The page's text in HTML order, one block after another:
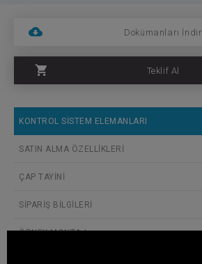
Dokümanları İndir
Teklif Al
KONTROL SİSTEM ELEMANLARI
SATIN ALMA ÖZELLİKLERİ
ÇAP TAYİNİ
SİPARİŞ BİLGİLERİ
ÖRNEK MONTAJ